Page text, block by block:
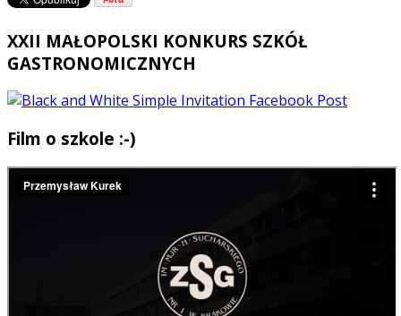
XXII MAŁOPOLSKI KONKURS SZKÓŁ
GASTRONOMICZNYCH
Film o szkole :-)